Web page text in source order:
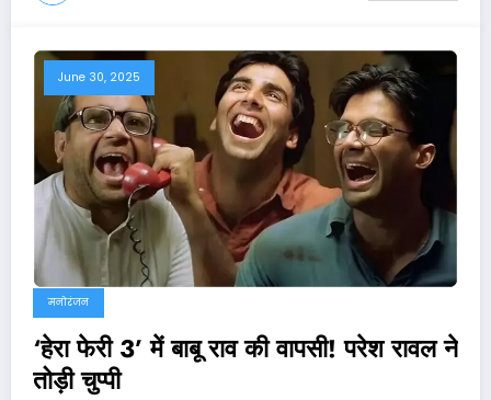
June 30, 2025
मनोरंजन
‘हेरा फेरी 3’ में बाबू राव की वापसी! परेश रावल ने
तोड़ी चुप्पी